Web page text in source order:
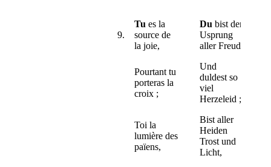
9.
Tu es la
source de
la joie,
Du bist der
Usprung
aller Freud
Pourtant tu
porteras la
croix ;
Und
duldest so
viel
Herzeleid ;
Toi la
lumière des
païens,
Bist aller
Heiden
Trost und
Licht,